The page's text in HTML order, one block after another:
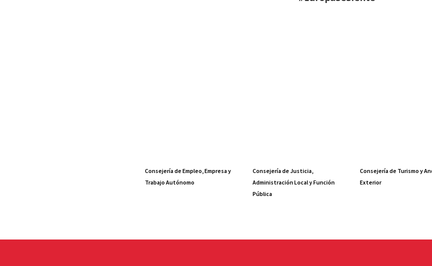
Consejería de Empleo, Empresa y
Trabajo Autónomo
Consejería de Justicia,
Administración Local y Función
Pública
Consejería de Turismo y
Exterior